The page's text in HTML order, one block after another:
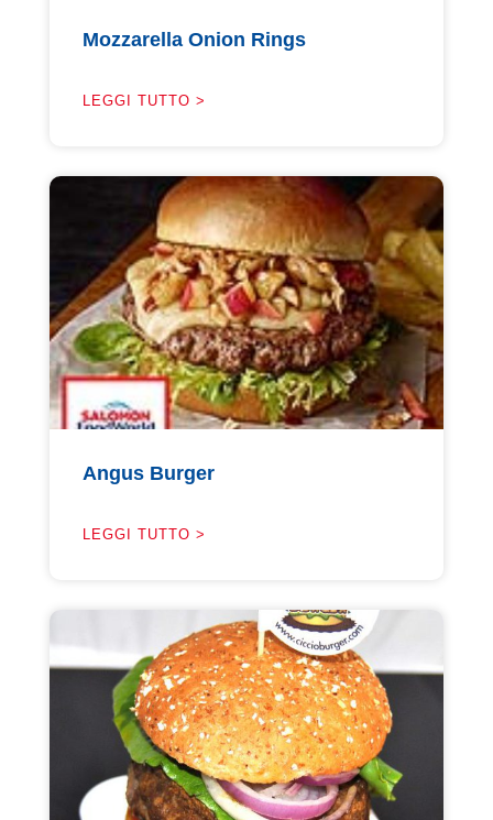
Mozzarella Onion Rings
LEGGI TUTTO >
Angus Burger
LEGGI TUTTO >